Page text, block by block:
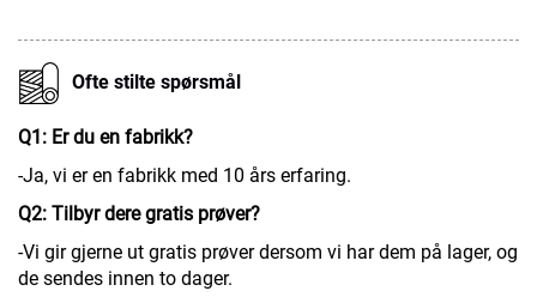
Ofte stilte spørsmål
Q1: Er du en fabrikk?
-Ja, vi er en fabrikk med 10 års erfaring.
Q2: Tilbyr dere gratis prøver?
-Vi gir gjerne ut gratis prøver dersom vi har dem på lager, og
de sendes innen to dager.